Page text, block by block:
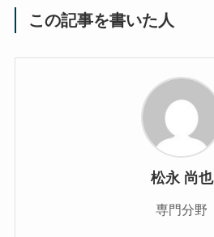
この記事を書いた人
松永 尚也
専門分野